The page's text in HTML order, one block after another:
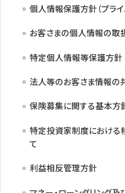
個人情報保護方針（プライ
お客さまの個人情報の取
特定個人情報等保護方針
法人等のお客さま情報の
保険募集に関する基本方
特定投資家制度における
て
利益相反管理方針